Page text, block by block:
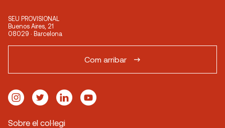
SEU PROVISIONAL
Buenos Aires, 21
08029 · Barcelona
Com arribar
Sobre el col·legi